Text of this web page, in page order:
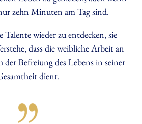
zehn Minuten am Tag sind.
wieder zu entdecken, sie
dass die weibliche Arbeit an
der Befreiung des Lebens in seiner
dient.